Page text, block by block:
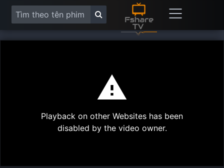
Play
Playback on other Websites has been
disabled by the video owner.